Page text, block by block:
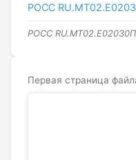
РОСС
РОСС
Первая страница